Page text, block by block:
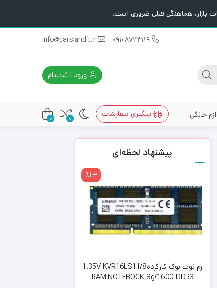
بازار، هماهنگی قبلی ضروری است.
ورود | ثبت‌نام
خانگی پیگیری سفارشات 0
0
پیشنهاد لحظه‌ای
٪13
رم نوت بوک کارکرده1.35V KVR16LS11/8
RAM NOTEBOOK 8g/1600 DDR3